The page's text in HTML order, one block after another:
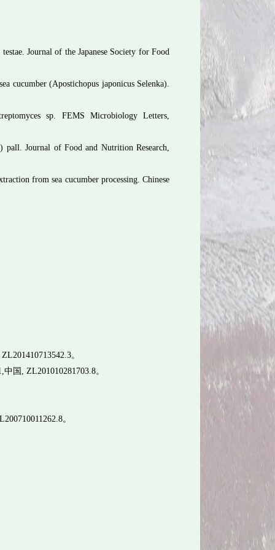
Journal of the Japanese Society for Food
cucumber (Apostichopus japonicus Selenka).
sp. FEMS Microbiology Letters,
pall. Journal of Food and Nutrition Research,
from sea cucumber processing. Chinese
。
国, ZL201010281703.8。
。